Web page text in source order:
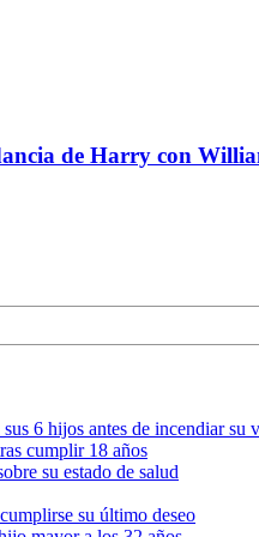
de Harry con
6 hijos antes de incendiar su
cumplir 18 años
su estado de salud
su último deseo